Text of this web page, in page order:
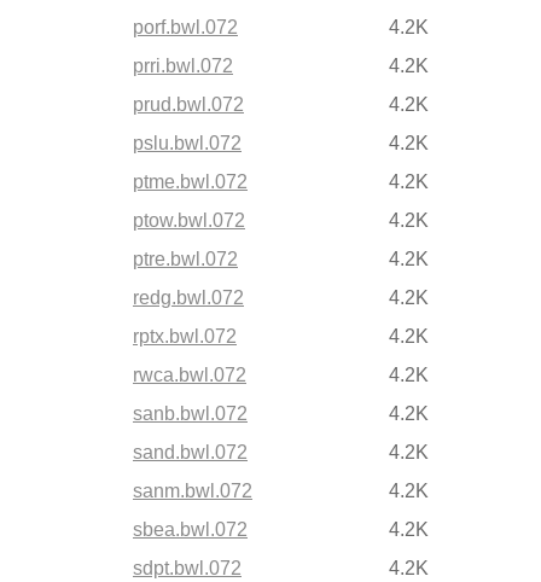
porf.bwl.072
4.2K
prri.bwl.072
4.2K
prud.bwl.072
4.2K
pslu.bwl.072
4.2K
ptme.bwl.072
4.2K
ptow.bwl.072
4.2K
ptre.bwl.072
4.2K
redg.bwl.072
4.2K
rptx.bwl.072
4.2K
rwca.bwl.072
4.2K
sanb.bwl.072
4.2K
sand.bwl.072
4.2K
sanm.bwl.072
4.2K
sbea.bwl.072
4.2K
sdpt.bwl.072
4.2K